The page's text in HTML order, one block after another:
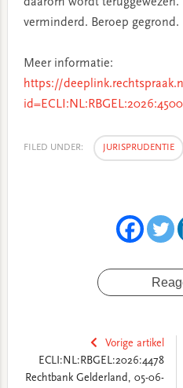
verminderd. Beroep gegrond.
Meer informatie:
https://
FILED UNDER: JURISPRUDENTIE
Vorige artikel
ECLI:NL:RBGEL:2026:4478
Rechtbank Gelderland, 05-06-